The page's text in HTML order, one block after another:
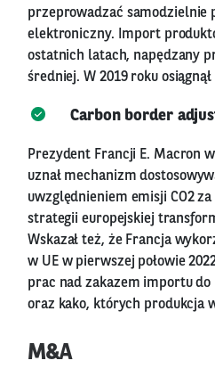
przeprowadzać samodzielnie
elektroniczny. Import
ostatnich latach, napędzany
średniej. W 2019 roku
Carbon border
Prezydent Francji E. Macron
uznał mechanizm
uwzględnieniem emisji CO2
strategii europejskiej
Wskazał też, że Francja
w UE w pierwszej połowie
prac nad zakazem importu do
oraz kako, których produkcja
M&A